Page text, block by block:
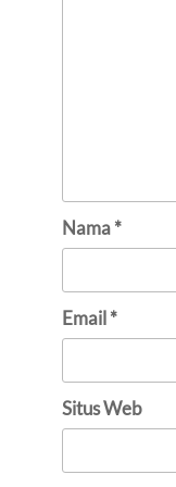
Nama*
Email*
Situs Web